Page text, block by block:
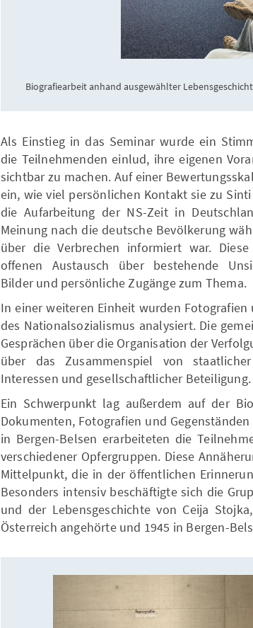
Biografiearbeit anhand ausgewählter
Als Einstieg in das Seminar wurde ein
die Teilnehmenden einlud, ihre eigenen
sichtbar zu machen. Auf einer
ein, wie viel persönlichen Kontakt sie zu
die Aufarbeitung der NS-Zeit in
Meinung nach die deutsche Bevölkerung
über die Verbrechen informiert war.
offenen Austausch über bestehende
Bilder und persönliche Zugänge zum Thema.
In einer weiteren Einheit wurden
des Nationalsozialismus analysiert. Die
Gesprächen über die Organisation der
über das Zusammenspiel von
Interessen und gesellschaftlicher Beteiligung.
Ein Schwerpunkt lag außerdem auf der
Dokumenten, Fotografien und
in Bergen-Belsen erarbeiteten die
verschiedener Opfergruppen. Diese
Mittelpunkt, die in der öffentlichen
Besonders intensiv beschäftigte sich die
und der Lebensgeschichte von Ceija
Österreich angehörte und 1945 in Bergen-